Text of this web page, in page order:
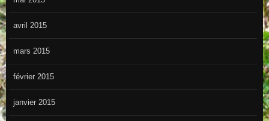
avril 2015
mars 2015
février 2015
janvier 2015